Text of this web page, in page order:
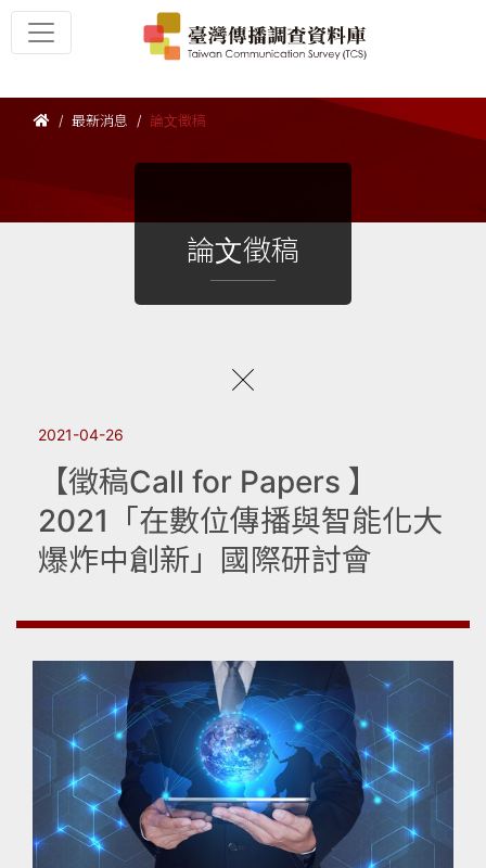
最新消息 論文徵稿
論文徵稿
2021-04-26
【徵稿Call for Papers 】
2021「在數位傳播與智能化大
爆炸中創新」國際研討會